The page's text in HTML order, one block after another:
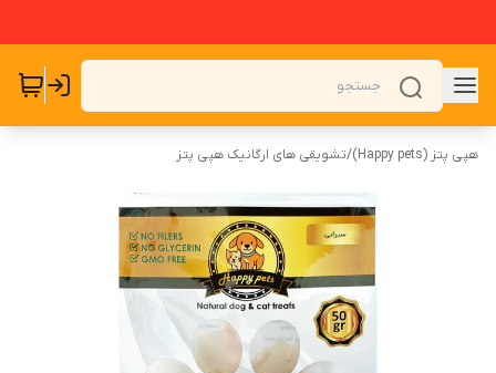
هپی پتز (Happy pets) /تشویقی های ارگانیک هپی پتز